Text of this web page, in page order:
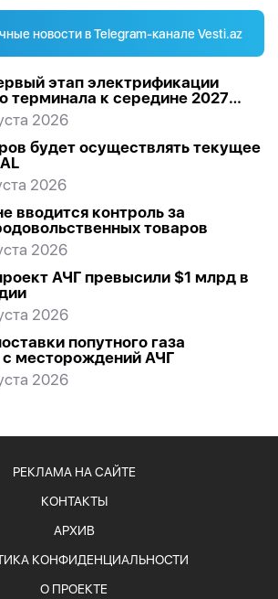
новости в Telegram-канале Vesti.az
этап электрификации
терминала к середине 2027
2026
будет осуществлять текущее
2026
вводится контроль за
товаров
2026
АЧГ превысили $1 млрд в
2026
попутного газа
месторождений АЧГ
2026
РЕКЛАМА НА САЙТЕ
КОНТАКТЫ
АРХИВ
КОНФИДЕНЦИАЛЬНОСТИ
О ПРОЕКТЕ